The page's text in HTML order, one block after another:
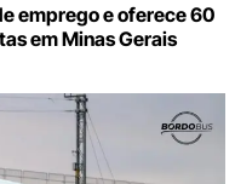
emprego e oferece 60
em Minas Gerais